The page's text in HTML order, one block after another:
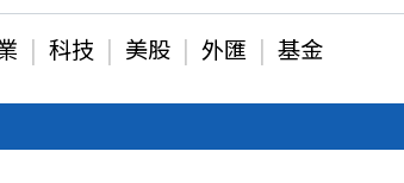
科技 美股 外匯 基金